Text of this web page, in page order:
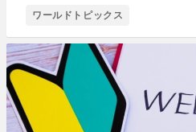
ワールドトピックス